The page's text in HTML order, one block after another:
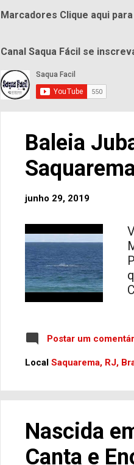
s
g
e
n
s
Marcadores Clique aqui
Canal Saqua Fácil se
Baleia
junho 29, 2019
Postar um
Local Saquarema, RJ,
Nascida
Canta e